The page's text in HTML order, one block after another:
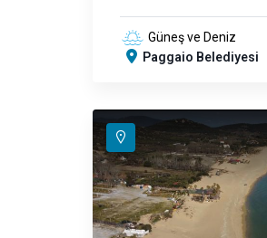
Güneş ve Deniz
Paggaio Belediyesi